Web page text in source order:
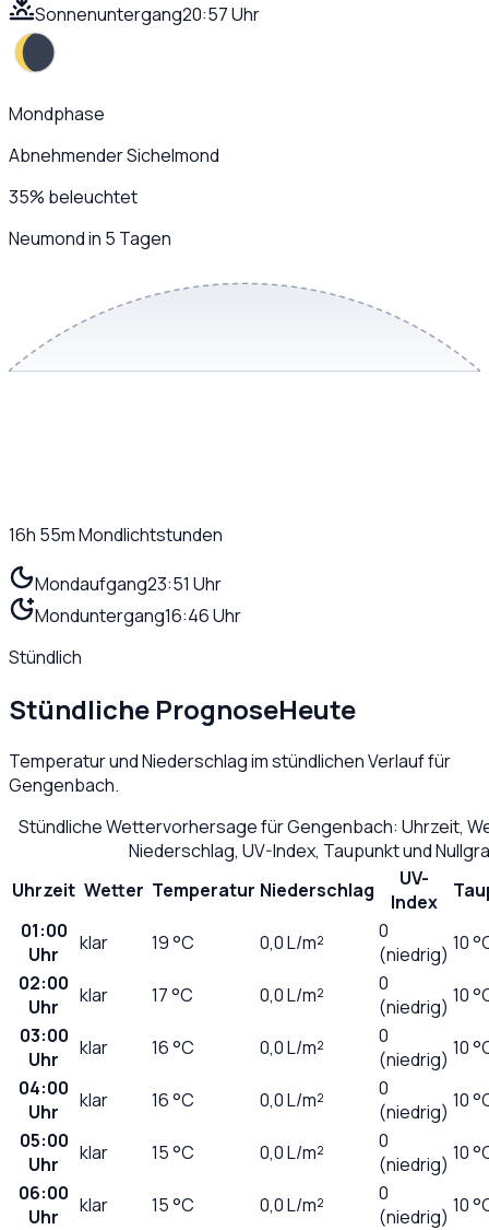
Sonnenuntergang20:57 Uhr
Mondphase
Abnehmender Sichelmond
35% beleuchtet
Neumond in 5 Tagen
16h 55mMondlichtstunden
Mondaufgang23:51 Uhr
Monduntergang16:46 Uhr
Stündlich
Stündliche PrognoseHeute
Temperatur und Niederschlag im stündlichen Verlauf für
Gengenbach.
Stündliche Wettervorhersage fürGengenbach: Uhrzeit,
Niederschlag, UV-Index, Taupunkt und
Uhrzeit Wetter Temperatur Niederschlag
UV-
Index
01:00
Uhr
klar 19°C 0,0L/m²
0
(niedrig) 10
02:00
Uhr
klar 17°C 0,0L/m²
0
(niedrig) 10
03:00
Uhr
klar 16°C 0,0L/m²
0
(niedrig) 10
04:00
Uhr
klar 16°C 0,0L/m²
0
(niedrig) 10
05:00
Uhr
klar 15°C 0,0L/m²
0
(niedrig) 10
06:00
Uhr
klar 15°C 0,0L/m²
0
(niedrig) 10